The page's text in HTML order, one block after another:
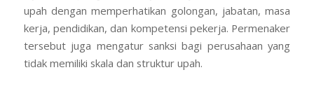
upah dengan memperhatikan golongan, jabatan, masa
kerja, pendidikan, dan kompetensi pekerja. Permenaker
tersebut juga mengatur sanksi bagi perusahaan yang
tidak memiliki skala dan struktur upah.